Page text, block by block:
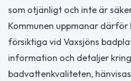
som otjänligt och inte är
Kommunen uppmanar
försiktiga vid Vaxsjöns
information och detaljer kring
badvattenkvaliteten,